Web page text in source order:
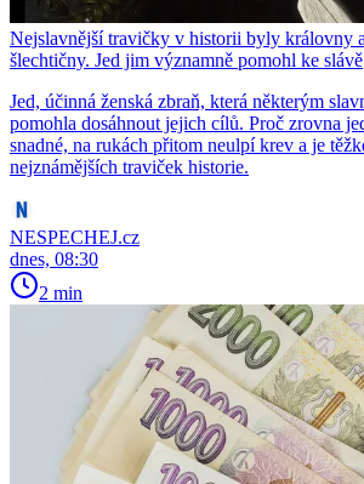
Nejslavnější travičky v historii byly královny
šlechtičny. Jed jim významně pomohl ke slávě
Jed, účinná ženská zbraň, která některým
pomohla dosáhnout jejich cílů. Proč zrovna
snadné, na rukách přitom neulpí krev a je
nejznámějších traviček historie.
NESPECHEJ.cz
dnes, 08:30
2 min